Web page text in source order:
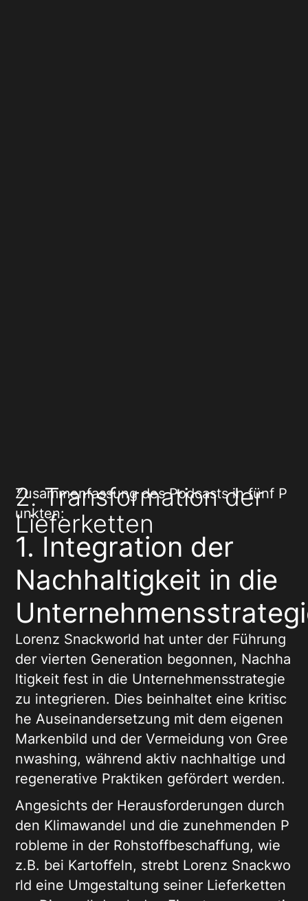
Zusammenfassung des Podcasts in fünf P
unkten:
1. Integration der
Nachhaltigkeit in die
Lorenz Snackworld hat unter der Führung
der vierten Generation begonnen, Nachha
ltigkeit fest in die Unternehmensstrategie
zu integrieren. Dies beinhaltet eine kritisc
he Auseinandersetzung mit dem eigenen
Markenbild und der Vermeidung von Gree
nwashing, während aktiv nachhaltige und
regenerative Praktiken gefördert werden.
2. Transformation der
Lieferketten
Angesichts der Herausforderungen durch
den Klimawandel und die zunehmenden P
robleme in der Rohstoffbeschaffung, wie
z.B. bei Kartoffeln, strebt Lorenz Snackwo
rld eine Umgestaltung seiner Lieferketten